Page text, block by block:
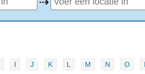
I J K L M N O